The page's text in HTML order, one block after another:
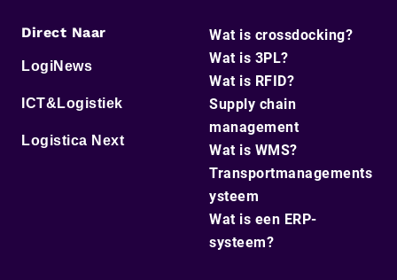
Direct Naar
LogiNews
ICT&Logistiek
Logistica Next
Wat is crossdocking?
Wat is 3PL?
Wat is RFID?
Supply chain
management
Wat is WMS?
Transportmanagements
ysteem
Wat is een ERP-
systeem?